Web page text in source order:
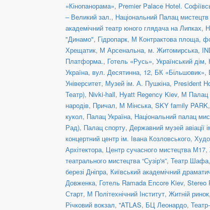
«Кінопанорама», Premier Palace Hotel.
– Великий зал., Національний Палац
академічний театр юного глядача на Липках,
"Динамо", Гідропарк, М Контрактова площа,
Хрещатик, М Арсенальна, м. Житомирська,
Платформа., Готель «Русь», Український дім,
Україна, вул. Десятинна, 12, БК «Більшовик»,
Університет, Музей ім. А. Пушкіна, President
Театр), Nivki-hall, Hyatt Regency Kiev, М Палац
народів, Причал, М Мінська, SKY family PARK,
кукол, Палац Україна, Національний палац
Рад), Палац спорту, Державний музей авіації
концертний центр ім. Івана Козловського,
Архітектора, Центр сучасного мистецтва М17,
театрального мистецтва “Сузір'я”, Театр Шафа,
березі Дніпра, Київський академічний
Довженка, Готель Ramada Encore Kiev, Stereo
Старт, М Політехнічний Інститут, Житній ринок,
Річковий вокзал, ''ATLAS, БЦ Леонардо,